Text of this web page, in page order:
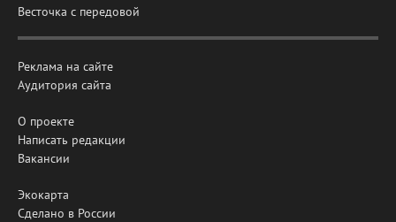
Весточка с передовой
Реклама на сайте
Аудитория сайта
О проекте
Написать редакции
Вакансии
Экокарта
Сделано в России